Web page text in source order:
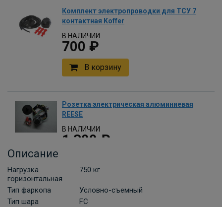
Комплект электропроводки для ТСУ 7
контактная Koffer
В НАЛИЧИИ
700 ₽
В корзину
Розетка электрическая алюминиевая
REESE
В НАЛИЧИИ
1 300 ₽
Комплект универсальной
Описание
Нагрузка
горизонтальная
750 кг
Тип фаркопа
Условно-съемный
Тип шара
FC